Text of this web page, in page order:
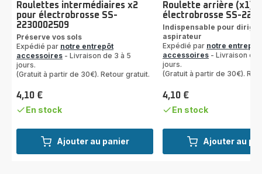
Ajouter au panier
Roulettes intermédiaires x2
pour électrobrosse SS-
2230002509
Préserve vos sols
Expédié par notre entrepôt
accessoires - Livraison de 3 à 5
jours.
(Gratuit à partir de 30€). Retour gratuit.
Prix
4,10 €
En stock
Ajouter au
Roulette arrière (x1)
électrobrosse SS-
Indispensable pour
aspirateur
Expédié par notre entrepôt
accessoires - Livraison de
jours.
(Gratuit à partir de 30€).
Prix
4,10 €
En stock